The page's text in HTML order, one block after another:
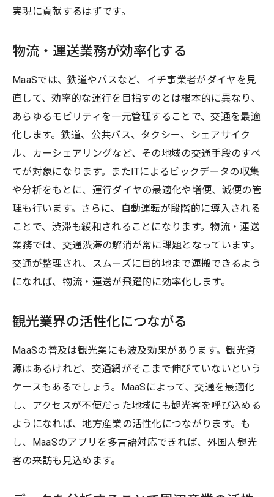
実現に貢献するはずです。
物流・運送業務が効率化する
MaaSでは、鉄道やバスなど、イチ事業者がダイヤを見
直して、効率的な運行を目指すのとは根本的に異なり、
あらゆるモビリティを一元管理することで、交通を最適
化します。鉄道、公共バス、タクシー、シェアサイク
ル、カーシェアリングなど、その地域の交通手段のすべ
てが対象になります。またITによるビックデータの収集
や分析をもとに、運行ダイヤの最適化や増便、減便の管
理も行います。さらに、自動運転が段階的に導入される
ことで、渋滞も緩和されることになります。物流・運送
業務では、交通渋滞の解消が常に課題となっています。
交通が整理され、スムーズに目的地まで運搬できるよう
になれば、物流・運送が飛躍的に効率化します。
観光業界の活性化につながる
MaaSの普及は観光業にも波及効果があります。観光資
源はあるけれど、交通網がそこまで伸びていないという
ケースもあるでしょう。MaaSによって、交通を最適化
し、アクセスが不便だった地域にも観光客を呼び込める
ようになれば、地方産業の活性化につながります。も
し、MaaSのアプリを多言語対応できれば、外国人観光
客の来訪も見込めます。